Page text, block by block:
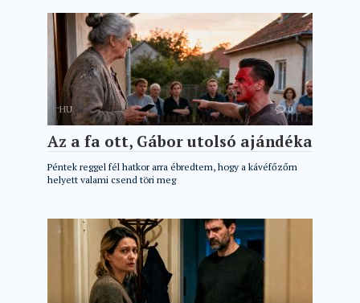
HU 0
Az a fa ott, Gábor utolsó ajándéka
Péntek reggel fél hatkor arra ébredtem, hogy a kávéfőzőm
helyett valami csend töri meg